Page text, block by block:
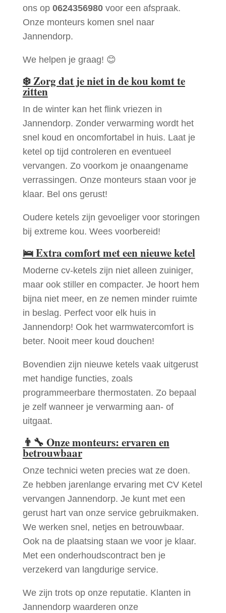
ons op 0624356980voor een afspraak.
Onze monteurs komen snel naar
Jannendorp.
We helpen je graag! 😊
❄️Zorg dat je niet in de kou komt te
zitten
In de winter kan het flink vriezen in
Jannendorp. Zonder verwarming wordt het
snel koud en oncomfortabel in huis. Laat je
ketel op tijd controleren en eventueel
vervangen. Zo voorkom je onaangename
verrassingen. Onze monteurs staan voor je
klaar. Bel ons gerust!
Oudere ketels zijn gevoeliger voor storingen
bij extreme kou. Wees voorbereid!
🛌Extra comfort met een nieuwe ketel
Moderne cv-ketels zijn niet alleen zuiniger,
maar ook stiller en compacter. Je hoort hem
bijna niet meer, en ze nemen minder ruimte
in beslag. Perfect voor elk huis in
Jannendorp! Ook het warmwatercomfort is
beter. Nooit meer koud douchen!
Bovendien zijn nieuwe ketels vaak uitgerust
met handige functies, zoals
programmeerbare thermostaten. Zo bepaal
je zelf wanneer je verwarming aan- of
uitgaat.
👨‍🔧 Onze monteurs: ervaren en
betrouwbaar
Onze technici weten precies wat ze doen.
Ze hebben jarenlange ervaring met CV Ketel
vervangen Jannendorp. Je kunt met een
gerust hart van onze service gebruikmaken.
We werken snel, netjes en betrouwbaar.
Ook na de plaatsing staan we voor je klaar.
Met een onderhoudscontract ben je
verzekerd van langdurige service.
We zijn trots op onze reputatie. Klanten in
Jannendorp waarderen onze